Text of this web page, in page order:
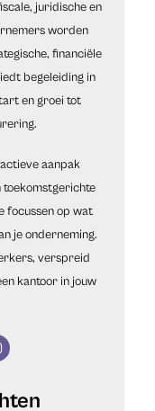
juridische en
worden
financiële
begeleiding in
en groei tot
aanpak
focussen op wat
je onderneming.
verspreid
kantoor in jouw